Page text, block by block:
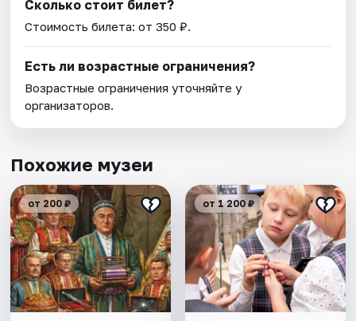
Сколько стоит билет?
Стоимость билета: от 350 ₽.
Есть ли возрастные ограничения?
Возрастные ограничения уточняйте у
организаторов.
Похожие музеи
от 200 ₽ от 1 200 ₽